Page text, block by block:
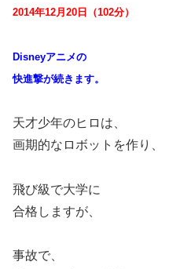
2014年12月20日（102分）
Disneyアニメの
快進撃が続きます。
天才少年のヒロは、
画期的なロボットを作り、
飛び級で大学に
合格しますが、
事故で、